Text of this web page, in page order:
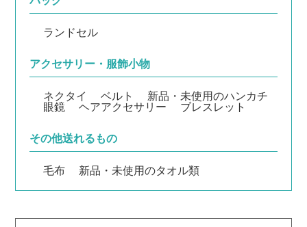
ランドセル
アクセサリー・服飾小物
ネクタイ ベルト
新品・未使用のハンカチ
眼鏡
ヘアアクセサリー ブレスレット
その他送れるもの
毛布 新品・未使用のタオル類